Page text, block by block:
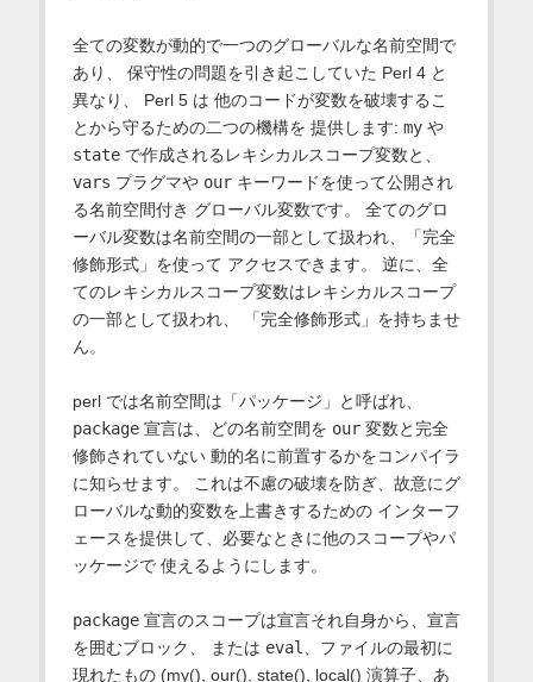
全ての変数が動的で一つのグローバルな名前空間で
あり、 保守性の問題を引き起こしていた Perl 4 と
異なり、 Perl 5 は 他のコードが変数を破壊するこ
とから守るための二つの機構を 提供します: myや
stateで作成されるレキシカルスコープ変数と、
vars プラグマや ourキーワードを使って公開され
る名前空間付き グローバル変数です。 全てのグロ
ーバル変数は名前空間の一部として扱われ、「完全
修飾形式」を使って アクセスできます。 逆に、全
てのレキシカルスコープ変数はレキシカルスコープ
の一部として扱われ、 「完全修飾形式」を持ちませ
ん。
perl では名前空間は「パッケージ」と呼ばれ、
package宣言は、どの名前空間を our変数と完全
修飾されていない 動的名に前置するかをコンパイラ
に知らせます。 これは不慮の破壊を防ぎ、故意にグ
ローバルな動的変数を上書きするための インターフ
ェースを提供して、必要なときに他のスコープやパ
ッケージで 使えるようにします。
package宣言のスコープは宣言それ自身から、宣言
を囲むブロック、 または eval
、ファイルの最初に
現れたもの (my(), our(), state(), local() 演算子、あ